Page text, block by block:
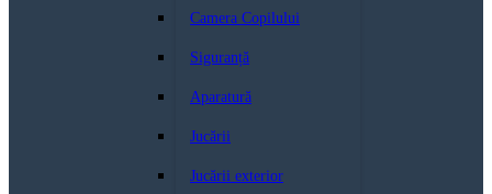
Camera Copilului
Siguranță
Aparatură
Jucării
Jucării exterior